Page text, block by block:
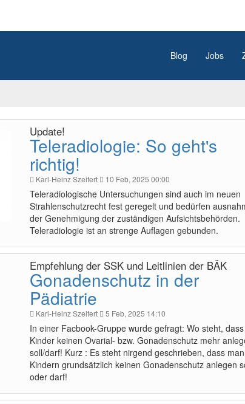
Blog Jobs
Update!
Teleradiologie: So geht's
richtig!
Karl-Heinz Szeifert 10 Feb, 2025 00:00
Teleradiologische Untersuchungen sind auch im neuen
Strahlenschutzrecht fest geregelt und bedürfen
der Genehmigung der zuständigen Aufsichtsbehörden.
Teleradiologie ist an strenge Auflagen gebunden.
Empfehlung der SSK und Leitlinien der BÄK
Gonadenschutz in der
Pädiatrie
Karl-Heinz Szeifert 5 Feb, 2025 14:10
In einer Facbook-Gruppe wurde gefragt: Wo steht,
Kinder keinen Ovarial- bzw. Gonadenschutz mehr
soll/darf! Kurz : Es steht nirgend geschrieben, dass
Kindern grundsätzlich keinen Gonadenschutz anlegen
oder darf!